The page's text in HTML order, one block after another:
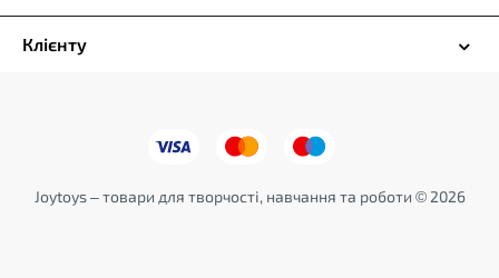
Клієнту
Joytoys – товари для творчості, навчання та роботи © 2026